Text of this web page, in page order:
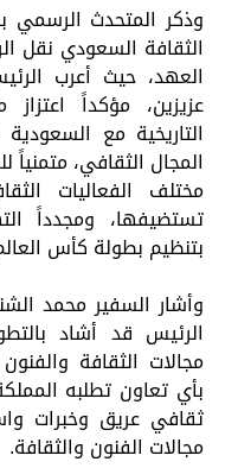
وذكر المتحدث الرسمي
الثقافة السعودي نقل
العهد، حيث أعرب
عزيزين، مؤكداً
التاريخية مع
المجال الثقافي،
مختلف الفعاليات
تستضيفها، ومجدداً
بتنظيم بطولة كأس العالم
وأشار السفير محمد
الرئيس قد أشاد
مجالات الثقافة
بأي تعاون تطلبه
ثقافي عريق وخبرات
مجالات الفنون والثقافة.